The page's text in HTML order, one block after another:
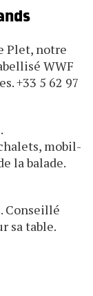
Plet, notre
WWF
+33 5 62 97
mobil-
la balade.
Conseillé
sa table.